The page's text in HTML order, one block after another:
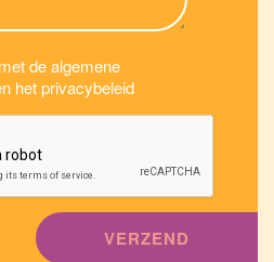
de algemene
het privacybeleid
VERZEND